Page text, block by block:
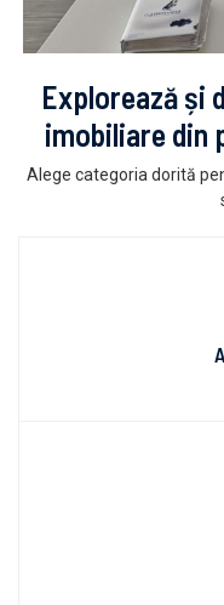
Explorează și
imobiliare
Alege categoria dorită